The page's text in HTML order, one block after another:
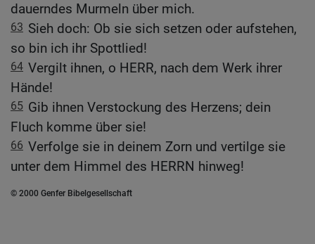
dauerndes Murmeln über mich.
63 Sieh doch: Ob sie sich setzen oder aufstehen,
so bin ich ihr Spottlied!
64 Vergilt ihnen, o HERR, nach dem Werk ihrer
Hände!
65 Gib ihnen Verstockung des Herzens; dein
Fluch komme über sie!
66 Verfolge sie in deinem Zorn und vertilge sie
unter dem Himmel des HERRN hinweg!
© 2000 Genfer Bibelgesellschaft